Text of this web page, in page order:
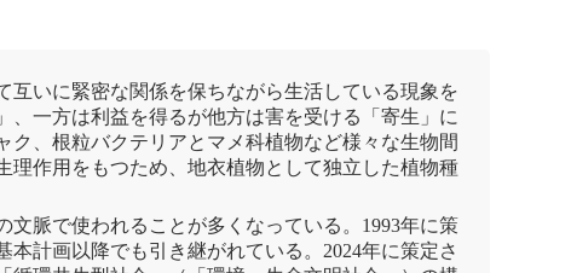
いに緊密な関係を保ちながら生活している現象を
、一方は利益を得るが他方は害を受ける「寄生 」に
、根粒バクテリアとマメ科植物など様々な生物間
作用をもつため、地衣植物として独立した植物種
脈で使われることが多くなっている。1993年に策
本計画以降でも引き継がれている。2024年に策定さ